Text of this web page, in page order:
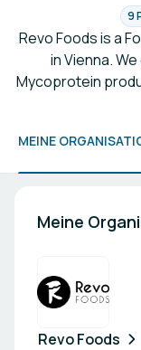
9
Revo Foods is a
in Vienna.
Mycoprotein
MEINE
Meine
Revo Foods